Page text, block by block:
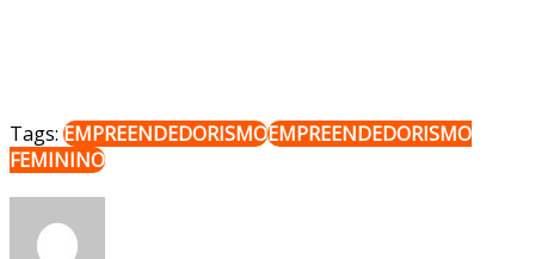
Tags: EMPREENDEDORISMOEMPREENDEDORISMO
FEMININO